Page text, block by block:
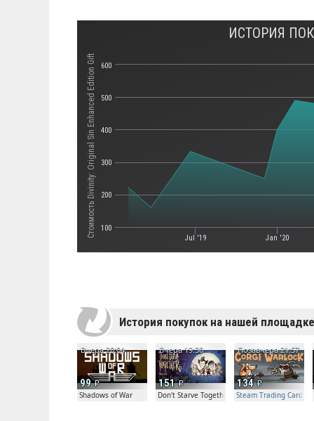
Стоимость Divinity: Original Sin Enhanced Edition Gift
ИСТОРИЯ
Jul '19 Jan '20
100
200
300
400
500
600
История покупок на нашей площадке
99
Вчера 20:04
Shadows of War
151
Вчера 19:30
Don't Starve Together
134
Позавчера 21:57
Steam Trading Card